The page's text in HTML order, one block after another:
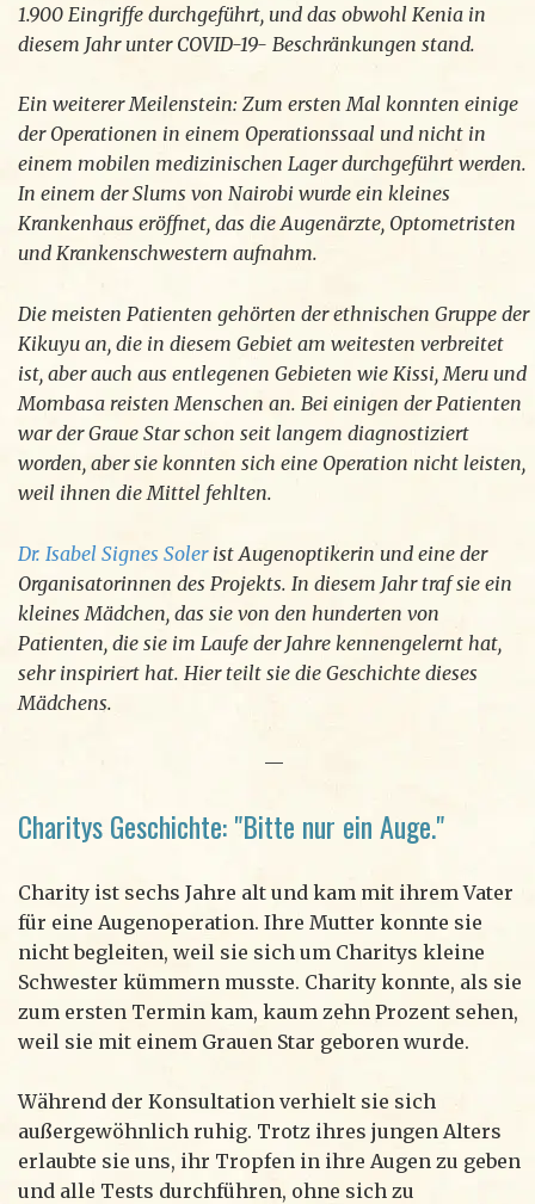
1.900 Eingriffe durchgeführt, und das obwohl Kenia in
diesem Jahr unter COVID-19- Beschränkungen stand.
Ein weiterer Meilenstein: Zum ersten Mal konnten einige
der Operationen in einem Operationssaal und nicht in
einem mobilen medizinischen Lager durchgeführt werden.
In einem der Slums von Nairobi wurde ein kleines
Krankenhaus eröffnet, das die Augenärzte, Optometristen
und Krankenschwestern aufnahm.
Die meisten Patienten gehörten der ethnischen Gruppe der
Kikuyu an, die in diesem Gebiet am weitesten verbreitet
ist, aber auch aus entlegenen Gebieten wie Kissi, Meru und
Mombasa reisten Menschen an. Bei einigen der Patienten
war der Graue Star schon seit langem diagnostiziert
worden, aber sie konnten sich eine Operation nicht leisten,
weil ihnen die Mittel fehlten.
Dr. Isabel Signes Solerist Augenoptikerin und eine der
Organisatorinnen des Projekts. In diesem Jahr traf sie ein
kleines Mädchen, das sie von den hunderten von
Patienten, die sie im Laufe der Jahre kennengelernt hat,
sehr inspiriert hat. Hier teilt sie die Geschichte dieses
Mädchens.
—
Charitys Geschichte: "Bitte nur ein Auge."
Charity ist sechs Jahre alt und kam mit ihrem Vater
für eine Augenoperation. Ihre Mutter konnte sie
nicht begleiten, weil sie sich um Charitys kleine
Schwester kümmern musste. Charity konnte, als sie
zum ersten Termin kam, kaum zehn Prozent sehen,
weil sie mit einem Grauen Star geboren wurde.
Während der Konsultation verhielt sie sich
außergewöhnlich ruhig. Trotz ihres jungen Alters
erlaubte sie uns, ihr Tropfen in ihre Augen zu geben
und alle Tests durchführen, ohne sich zu